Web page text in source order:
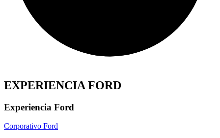
EXPERIENCIA FORD
Experiencia Ford
Corporativo Ford